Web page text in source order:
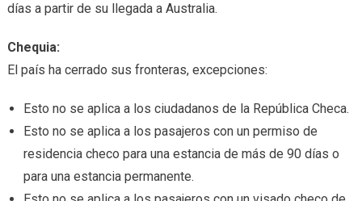
días a partir de su llegada a Australia.
Chequia:
El país ha cerrado sus fronteras, excepciones:
Esto no se aplica a los ciudadanos de la República Checa.
Esto no se aplica a los pasajeros con un permiso de
residencia checo para una estancia de más de 90 días o
para una estancia permanente.